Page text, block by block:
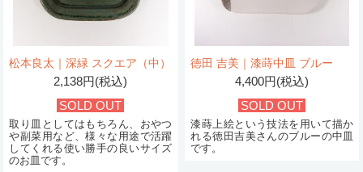
松本良太｜深緑 スクエア（中）
2,138円(税込)
SOLD OUT
取り皿としてはもちろん、おやつ
や副菜用など、様々な用途で活躍
してくれる使い勝手の良いサイズ
のお皿です。
徳田 吉美｜漆蒔中皿 ブルー
4,400円(税込)
SOLD OUT
漆蒔上絵という技法を用いて描か
れる徳田吉美さんのブルーの中皿
です。